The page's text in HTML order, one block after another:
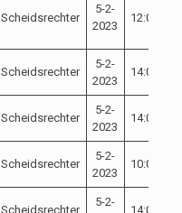
Scheidsrechter
5-2-
2023
12:00
Scheidsrechter
5-2-
2023
14:00
Scheidsrechter
5-2-
2023
14:00
Scheidsrechter
5-2-
2023
10:00
Scheidsrechter
5-2-
14:00